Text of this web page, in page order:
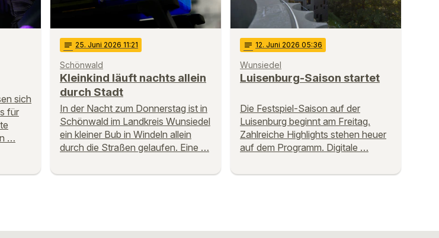
sich
für
…
notes 25. Juni 2026 11:21
Schönwald
Kleinkind läuft nachts allein
durch Stadt
In der Nacht zum Donnerstag ist in
Schönwald im Landkreis Wunsiedel
ein kleiner Bub in Windeln allein
durch die Straßen gelaufen. Eine …
notes 12. Juni 2026 05:36
Wunsiedel
Luisenburg-Saison startet
Die Festspiel-Saison auf der
Luisenburg beginnt am Freitag.
Zahlreiche Highlights stehen heuer
auf dem Programm. Digitale …